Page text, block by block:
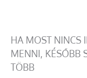
HA MOST NINCS
MENNI, KÉSŐBB
TÖBB